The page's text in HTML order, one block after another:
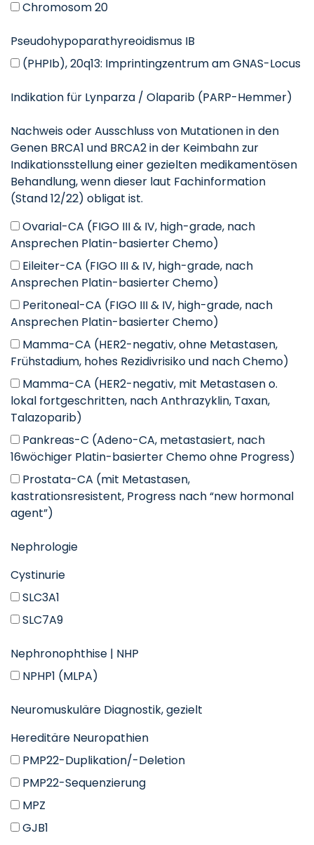
Chromosom 20
Pseudohypoparathyreoidismus IB
(PHPIb), 20q13: Imprintingzentrum am GNAS-Locus
Indikation für Lynparza / Olaparib (PARP-Hemmer)
Nachweis oder Ausschluss von Mutationen in den
Genen BRCA1 und BRCA2 in der Keimbahn zur
Indikationsstellung einer gezielten medikamentösen
Behandlung, wenn dieser laut Fachinformation
(Stand 12/22) obligat ist.
Ovarial-CA (FIGO III & IV, high-grade, nach
Ansprechen Platin-basierter Chemo)
Eileiter-CA (FIGO III & IV, high-grade, nach
Ansprechen Platin-basierter Chemo)
Peritoneal-CA (FIGO III & IV, high-grade, nach
Ansprechen Platin-basierter Chemo)
Mamma-CA (HER2-negativ, ohne Metastasen,
Frühstadium, hohes Rezidivrisiko und nach Chemo)
Mamma-CA (HER2-negativ, mit Metastasen o.
lokal fortgeschritten, nach Anthrazyklin, Taxan,
Talazoparib)
Pankreas-C (Adeno-CA, metastasiert, nach
16wöchiger Platin-basierter Chemo ohne Progress)
Prostata-CA (mit Metastasen,
kastrationsresistent, Progress nach “new hormonal
agent”)
Nephrologie
Cystinurie
SLC3A1
SLC7A9
Nephronophthise | NHP
NPHP1 (MLPA)
Neuromuskuläre Diagnostik, gezielt
Hereditäre Neuropathien
PMP22-Duplikation/-Deletion
PMP22-Sequenzierung
MPZ
GJB1